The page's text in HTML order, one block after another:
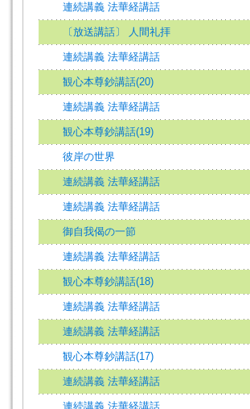
連続講義 法華経講話
〔放送講話〕 人間礼拝
連続講義 法華経講話
観心本尊鈔講話(20)
連続講義 法華経講話
観心本尊鈔講話(19)
彼岸の世界
連続講義 法華経講話
連続講義 法華経講話
御自我偈の一節
連続講義 法華経講話
観心本尊鈔講話(18)
連続講義 法華経講話
連続講義 法華経講話
観心本尊鈔講話(17)
連続講義 法華経講話
連続講義 法華経講話